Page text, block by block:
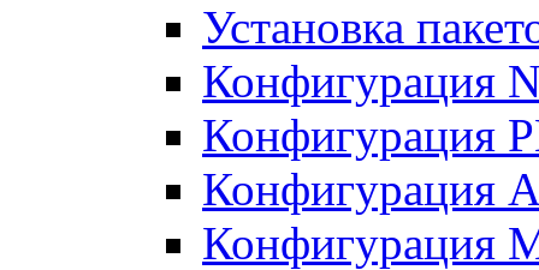
Установка
Конфигурация
Конфигурация
Конфигурация
Конфигурация